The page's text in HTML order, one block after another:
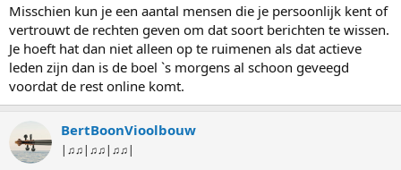
Misschien kun je een aantal mensen die je persoonlijk kent of
vertrouwt de rechten geven om dat soort berichten te wissen.
Je hoeft hat dan niet alleen op te ruimenen als dat actieve
leden zijn dan is de boel `s morgens al schoon geveegd
voordat de rest online komt.
BertBoonVioolbouw
|♫♫|♫♫|♫♫|